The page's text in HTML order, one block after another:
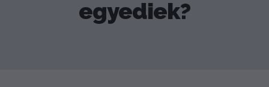
egyediek?